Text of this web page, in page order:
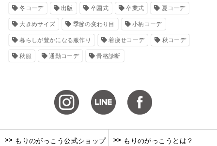
冬コーデ 出版 卒園式 卒業式 夏コーデ
大きめサイズ 季節の変わり目 小柄コーデ
暮らしが豊かになる服作り 着痩せコーデ 秋コーデ
秋服 通勤コーデ 骨格診断
>> もりのがっこう公式ショップ >> もりのがっこうとは？